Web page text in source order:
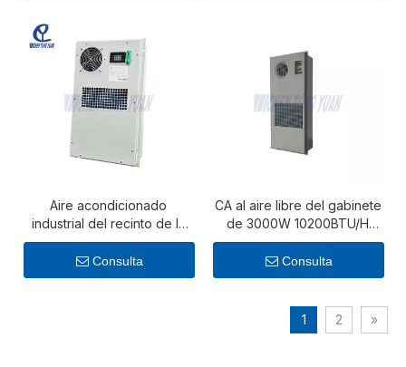
Aire acondicionado
industrial del recinto de la
CA IP55 de 1700BTU/H
500W pequeño
Consulta
CA al aire libre del gabinete
de 3000W 10200BTU/H
para el gabinete de
almacenamiento de energía
Consulta
1 2 »